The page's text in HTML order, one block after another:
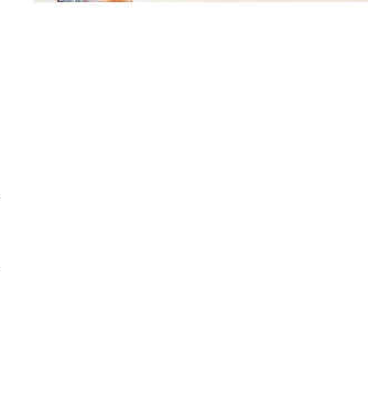
トルコの本当の治安事情。各地域